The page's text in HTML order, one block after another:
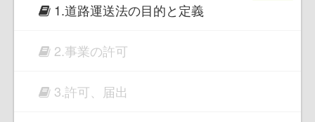
1.道路運送法の目的と定義
2.事業の許可
3.許可、届出